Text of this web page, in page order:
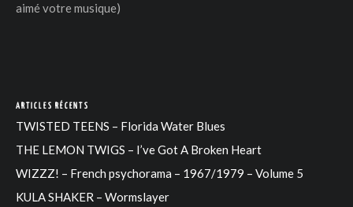
aimé votre musique)
ARTICLES RÉCENTS
TWISTED TEENS – Florida Water Blues
THE LEMON TWIGS – I’ve Got A Broken Heart
WIZZZ! – French psychorama – 1967/1979 – Volume 5
KULA SHAKER – Wormslayer